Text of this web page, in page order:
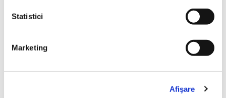
Statistici
Marketing
Afişare